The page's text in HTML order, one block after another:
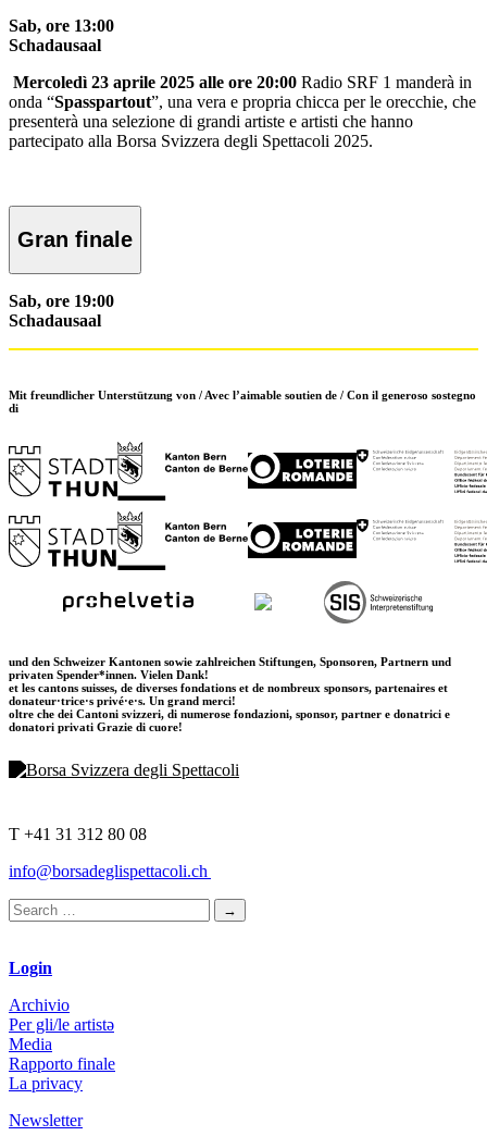
Sab, ore 13:00
Schadausaal
Mercoledì 23 aprile 2025 alle ore 20:00 Radio SRF 1 manderà in
onda “Spasspartout”, una vera e propria chicca per le orecchie, che
presenterà una selezione di grandi artiste e artisti che hanno
partecipato alla Borsa Svizzera degli Spettacoli 2025.
Gran finale
Sab, ore 19:00
Schadausaal
Mit freundlicher Unterstützung von / Avec l’aimable soutien de / Con il generoso sostegno
di
und den Schweizer Kantonen sowie zahlreichen Stiftungen, Sponsoren, Partnern und
privaten Spender*innen. Vielen Dank!
et les cantons suisses, de diverses fondations et de nombreux sponsors, partenaires et
donateur·trice·s privé·e·s. Un grand merci!
oltre che dei Cantoni svizzeri, di numerose fondazioni, sponsor, partner e donatrici e
donatori privati Grazie di cuore!
T +41 31 312 80 08
info@borsadeglispettacoli.ch
Login
Archivio
Per gli/le artistə
Media
Rapporto finale
La privacy
Newsletter